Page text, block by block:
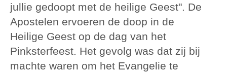
jullie gedoopt met de heilige Geest". De
Apostelen ervoeren de doop in de
Heilige Geest op de dag van het
Pinksterfeest. Het gevolg was dat zij bij
machte waren om het Evangelie te